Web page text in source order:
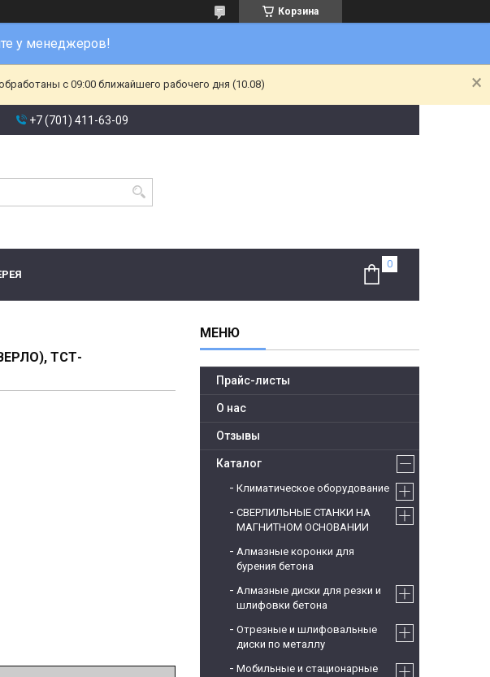
Корзина
у менеджеров!
с 09:00 ближайшего рабочего дня (10.08)
+7 (701) 411-63-09
ТСТ-
Прайс-листы
О нас
Отзывы
Каталог
Климатическое оборудование
СВЕРЛИЛЬНЫЕ СТАНКИ НА
МАГНИТНОМ ОСНОВАНИИ
Алмазные коронки для
бурения бетона
Алмазные диски для резки и
шлифовки бетона
Отрезные и шлифовальные
диски по металлу
Мобильные и стационарные